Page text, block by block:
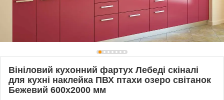
Вініловий кухонний фартух Лебеді скіналі
для кухні наклейка ПВХ птахи озеро світанок
Бежевий 600х2000 мм